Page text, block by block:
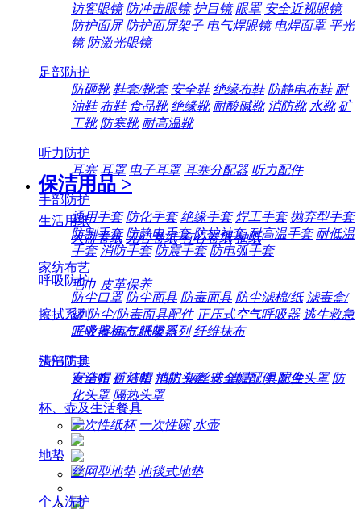
访客眼镜 防冲击眼镜 护目镜 眼罩 安全近视眼镜
防护面屏 防护面屏架子 电气焊眼镜 电焊面罩 平光
镜 防激光眼镜
足部防护
防砸靴 鞋套/靴套 安全鞋 绝缘布鞋 防静电布鞋 耐
油鞋 布鞋 食品靴 绝缘靴 耐酸碱靴 消防靴 水靴 矿
工靴 防寒靴 耐高温靴
听力防护
耳塞 耳罩 电子耳罩 耳塞分配器 听力配件
手部防护
通用手套 防化手套 绝缘手套 焊工手套 抛弃型手套
防割手套 防静电手套 防护袖套 耐高温手套 耐低温
手套 消防手套 防震手套 防电弧手套
呼吸防护
防尘口罩 防尘面具 防毒面具 防尘滤棉/纸 滤毒盒/
罐 防尘/防毒面具配件 正压式空气呼吸器 逃生救急
呼吸器 氧气呼吸器
头部防护
安全帽 矿灯帽 消防头盔 安全帽配件 防尘头罩 防
化头罩 隔热头罩
保洁用品 >
生活用纸
大盘卷纸 无心卷纸 有心卷纸 抽纸
家纺布艺
毛巾 皮革保养
擦拭系列
工业擦机布 纸架系列 纤维抹布
清洁工具
百洁布 百洁垫 拖把 钢丝球 清洁工具配件
杯、壶及生活餐具
一次性纸杯 一次性碗 水壶
地垫
丝网型地垫 地毯式地垫
个人洗护